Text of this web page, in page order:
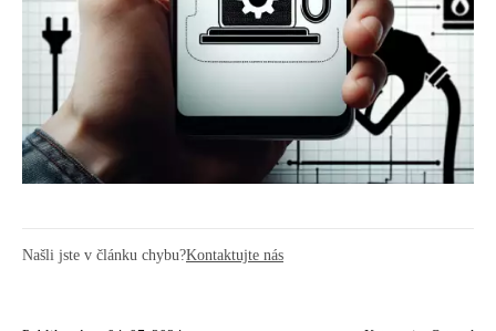
Našli jste v článku chybu?Kontaktujte nás